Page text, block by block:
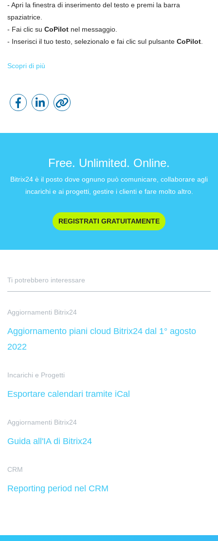
- Apri la finestra di inserimento del testo e premi la barra
spaziatrice.
- Fai clic su CoPilot nel messaggio.
- Inserisci il tuo testo, selezionalo e fai clic sul pulsante CoPilot.
Scopri di più
Free. Unlimited. Online.
Bitrix24 è il posto dove ognuno può comunicare, collaborare agli
incarichi e ai progetti, gestire i clienti e fare molto altro.
REGISTRATI GRATUITAMENTE
Ti potrebbero interessare
Aggiornamenti Bitrix24
Aggiornamento piani cloud Bitrix24 dal 1° agosto
2022
Incarichi e Progetti
Esportare calendari tramite iCal
Aggiornamenti Bitrix24
Guida all'IA di Bitrix24
CRM
Reporting period nel CRM